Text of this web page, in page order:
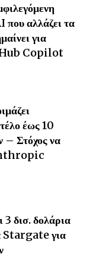
που αλλάζει τα
για
Copilot
έως 10
– Στόχος να
δισ. δολάρια
Stargate για